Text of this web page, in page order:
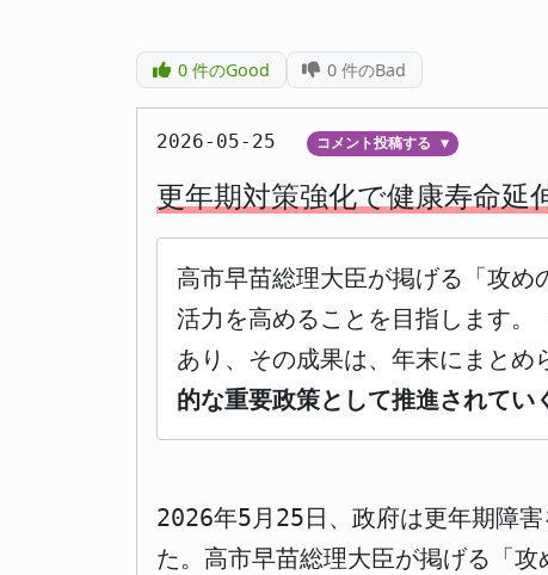
0件のGood 0 件のBad
2026-05-25 コメント投稿する ▼
更年期対策強化で健康寿命
高市早苗総理大臣が掲げる「攻
活力を高めることを目指します
あり、その成果は、年末にまとめ
的な重要政策として推進されてい
2026年5月25日、政府は更年期障
た。高市早苗総理大臣が掲げる「